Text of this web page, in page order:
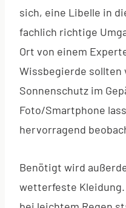
sich, eine Libelle in
fachlich richtige
Ort von einem
Wissbegierde sollten
Sonnenschutz im
Foto/Smartphone
hervorragend
Benötigt wird
wetterfeste